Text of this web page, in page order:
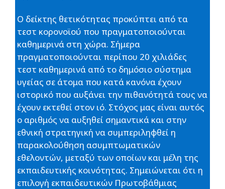
Ο δείκτης θετικότητας προκύπτει από τα
τεστ κορονοϊού που πραγματοποιούνται
καθημερινά στη χώρα. Σήμερα
πραγματοποιούνται περίπου 20 χιλιάδες
τεστ καθημερινά από το δημόσιο σύστημα
υγείας σε άτομα που κατά κανόνα έχουν
ιστορικό που αυξάνει την πιθανότητά τους να
έχουν εκτεθεί στον ιό. Στόχος μας είναι αυτός
ο αριθμός να αυξηθεί σημαντικά και στην
εθνική στρατηγική να συμπεριληφθεί η
παρακολούθηση ασυμπτωματικών
εθελοντών, μεταξύ των οποίων και μέλη της
εκπαιδευτικής κοινότητας. Σημειώνεται ότι η
επιλογή εκπαιδευτικών Πρωτοβάθμιας